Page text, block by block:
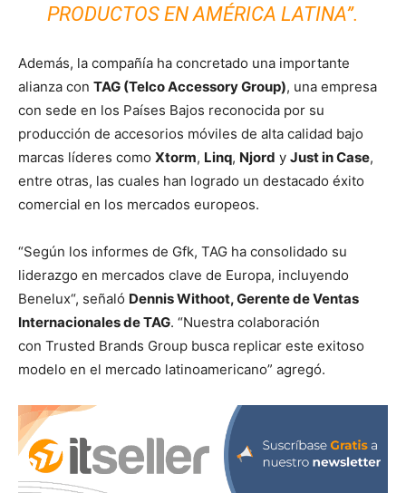
PRODUCTOS EN AMÉRICA LATINA”.
Además, la compañía ha concretado una importante
alianza con TAG (Telco Accessory Group), una empresa
con sede en los Países Bajos reconocida por su
producción de accesorios móviles de alta calidad bajo
marcas líderes como Xtorm, Linq, Njord y Just in Case,
entre otras, las cuales han logrado un destacado éxito
comercial en los mercados europeos.
“Según los informes de Gfk, TAG ha consolidado su
liderazgo en mercados clave de Europa, incluyendo
Benelux“, señaló Dennis Withoot, Gerente de Ventas
Internacionales de TAG. “Nuestra colaboración
con Trusted Brands Group busca replicar este exitoso
modelo en el mercado latinoamericano” agregó.